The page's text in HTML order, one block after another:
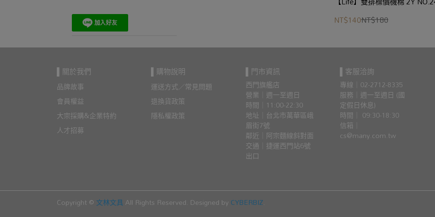
NT$140NT$180
▌關於我們
品牌故事
會員權益
大宗採購&企業特約
人才招募
▌購物說明
運送方式／常見問題
退換貨政策
隱私權政策
▌門市資訊
西門旗艦店
營業｜週一至週日
時間｜11:00-22:30
地址｜台北市萬華區峨
眉街7號
鄰近｜阿宗麵線斜對面
交通｜捷運西門站6號
出口
▌客服洽詢
專線｜02-2712-8335
服務｜週一至週日 (國
定假日休息)
時間｜ 09:30-18:30
信箱｜
cs@many.com.tw
Copyright © 文林文具 All Rights Reserved. Designed by CYBERBIZ